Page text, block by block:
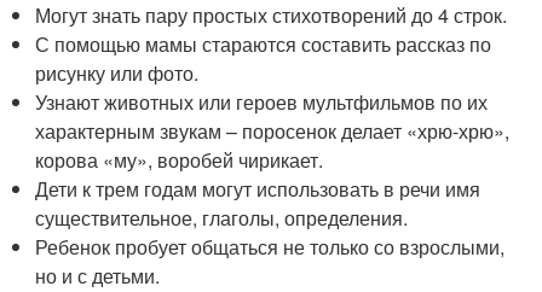
Могут знать пару простых стихотворений до 4 строк.
С помощью мамы стараются составить рассказ по
рисунку или фото.
Узнают животных или героев мультфильмов по их
характерным звукам – поросенок делает «хрю-хрю»,
корова «му», воробей чирикает.
Дети к трем годам могут использовать в речи имя
существительное, глаголы, определения.
Ребенок пробует общаться не только со взрослыми,
но и с детьми.